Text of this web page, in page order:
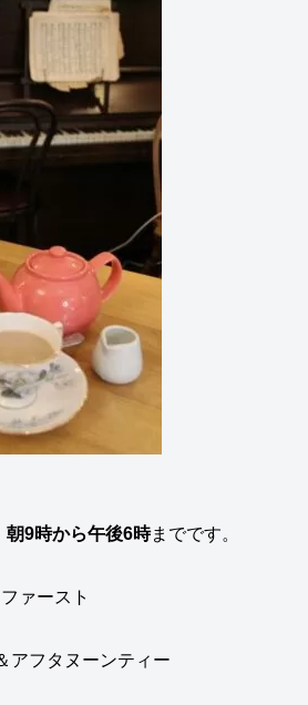
朝9時から午後6時までです。
ァースト
アフタヌーンティー